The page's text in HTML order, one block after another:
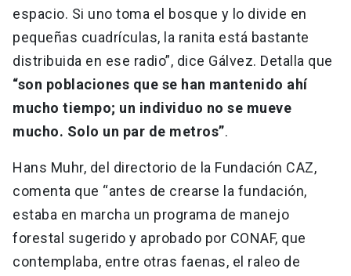
espacio. Si uno toma el bosque y lo divide en
pequeñas cuadrículas, la ranita está bastante
distribuida en ese radio”, dice Gálvez. Detalla que
“son poblaciones que se han mantenido ahí
mucho tiempo; un individuo no se mueve
mucho. Solo un par de metros”.
Hans Muhr, del directorio de la Fundación CAZ,
comenta que “antes de crearse la fundación,
estaba en marcha un programa de manejo
forestal sugerido y aprobado por CONAF, que
contemplaba, entre otras faenas, el raleo de